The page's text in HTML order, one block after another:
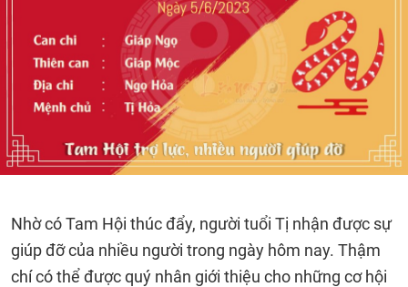
Nhờ có Tam Hội thúc đẩy, người tuổi Tị nhận được sự
giúp đỡ của nhiều người trong ngày hôm nay. Thậm
chí có thể được quý nhân giới thiệu cho những cơ hội